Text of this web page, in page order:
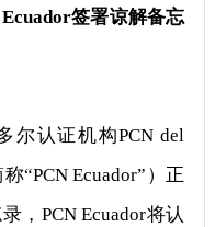
签署谅解备忘
尔认证机构PCN del
“PCN Ecuador”）正
，PCN Ecuador将认